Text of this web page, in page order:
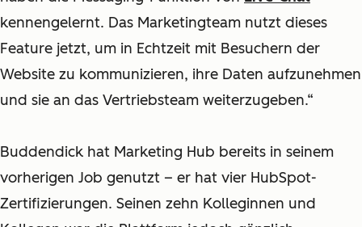
kennengelernt. Das Marketingteam nutzt dieses
Feature jetzt, um in Echtzeit mit Besuchern der
Website zu kommunizieren, ihre Daten aufzunehmen
und sie an das Vertriebsteam weiterzugeben.“
Buddendick hat Marketing Hub bereits in seinem
vorherigen Job genutzt – er hat vier HubSpot-
Zertifizierungen. Seinen zehn Kolleginnen und